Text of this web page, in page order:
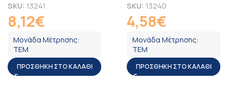
SKU: 13241
8,12€
Μονάδα Μέτρησης:
ΤΕΜ
ΠΡΟΣΘΉΚΗ ΣΤΟ ΚΑΛΆΘΙ
SKU: 13240
4,58€
Μονάδα Μέτρησης:
ΤΕΜ
ΠΡΟΣΘΉΚΗ ΣΤΟ ΚΑΛΆΘΙ